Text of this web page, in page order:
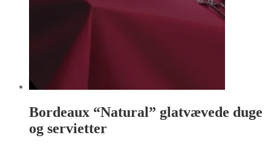
Bordeaux “Natural” glatvævede duge
og servietter